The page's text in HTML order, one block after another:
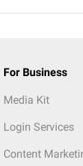
For Business
Media Kit
Login Services
Content